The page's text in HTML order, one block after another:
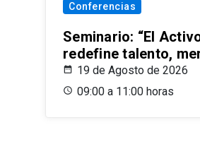
Conferencias
Seminario: “El
redefine talento,
19 de Agosto de 2026
09:00 a 11:00 horas